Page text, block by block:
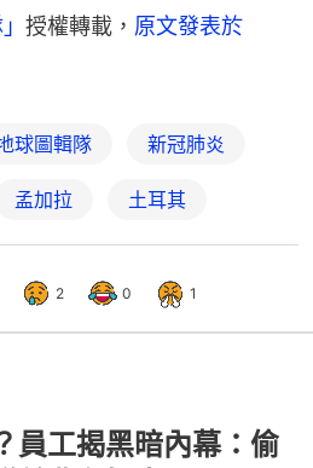
授權轉載， 原文發表於
球圖輯隊 新冠肺炎
孟加拉 土耳其
2 0 1
員工揭黑暗內幕：偷